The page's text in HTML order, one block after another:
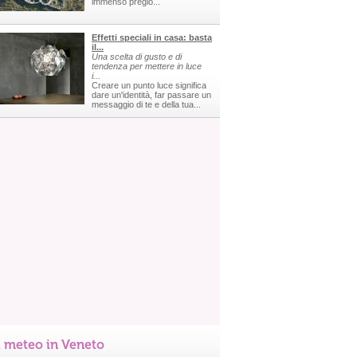
Effetti speciali in casa: basta
il...
Una scelta di gusto e di
tendenza per mettere in luce
i...
Creare un punto luce significa
dare un'identità, far passare un
messaggio di te e della tua...
meteo in Veneto